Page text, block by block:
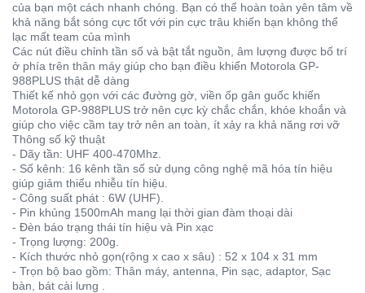
của bạn một cách nhanh chóng. Bạn có thể hoàn toàn yên tâm về
khả năng bắt sóng cực tốt với pin cực trâu khiến bạn không thể
lạc mất team của mình
Các nút điều chỉnh tần số và bật tắt nguồn, âm lượng được bố trí
ở phía trên thân máy giúp cho bạn điều khiển Motorola GP-
988PLUS thật dễ dàng
Thiết kế nhỏ gọn với các đường gờ, viền ốp gân guốc khiến
Motorola GP-988PLUS trở nên cực kỳ chắc chắn, khỏe khoắn và
giúp cho việc cầm tay trở nên an toàn, ít xảy ra khả năng rơi vỡ
Thông số kỹ thuật
- Dãy tần: UHF 400-470Mhz.
- Số kênh: 16 kênh tần số sử dụng công nghệ mã hóa tín hiệu
giúp giảm thiểu nhiễu tín hiệu.
- Công suất phát : 6W (UHF).
- Pin khủng 1500mAh mang lại thời gian đàm thoại dài
- Đèn báo trạng thái tín hiệu và Pin xạc
- Trọng lượng: 200g.
- Kích thước nhỏ gọn(rộng x cao x sâu) : 52 x 104 x 31 mm
- Trọn bộ bao gồm: Thân máy, antenna, Pin sạc, adaptor, Sạc
bàn, bát cài lưng .